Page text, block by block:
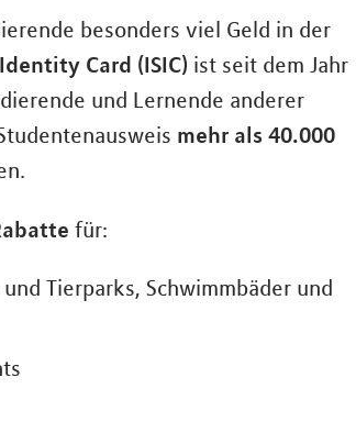
besonders viel Geld in der
Card (ISIC) ist seit dem Jahr
und Lernende anderer
mehr als 40.000
für:
Tierparks, Schwimmbäder und